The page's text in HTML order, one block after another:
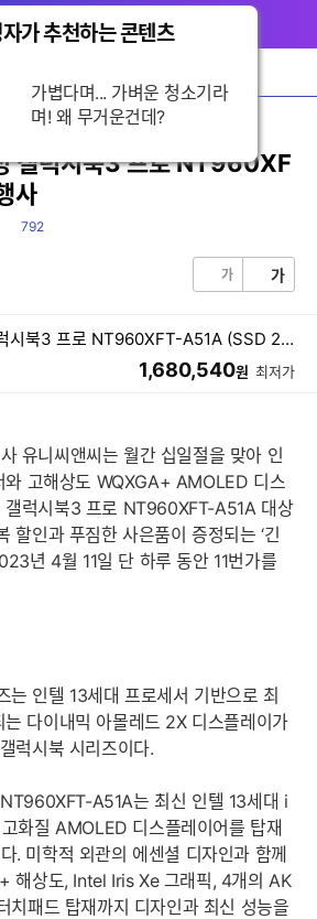
갤럭시북3 프로 NT960XF
사
읽
792
가 가
삼성전자 갤럭시북3 프로 NT960XFT-A51A (SSD 256GB)
1,680,540원 최저가
유니씨앤씨는 월간 십일절을 맞아 인
와 고해상도 WQXGA+ AMOLED 디스
갤럭시북3 프로 NT960XFT-A51A 대상
할인과 푸짐한 사은품이 증정되는 ‘긴
년 4월 11일 단 하루 동안 11번가를
는 인텔 13세대 프로세서 기반으로 최
다이내믹 아몰레드 2X 디스플레이가
럭시북 시리즈이다.
A51A는 최신 인텔 13세대 i
화질 AMOLED 디스플레이어를 탑재
. 미학적 외관의 에센셜 디자인과 함께
해상도, Intel Iris Xe 그래픽, 4개의 AK
치패드 탑재까지 디자인과 최신 성능을
가 추천하는 콘텐츠
가볍다며... 가벼운 청소기라
며! 왜 무거운건데?